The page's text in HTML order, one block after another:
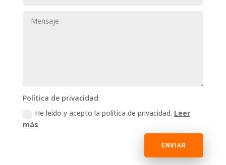
Política de privacidad
He leído y acepto la política de privacidad. Leer
más
ENVIAR